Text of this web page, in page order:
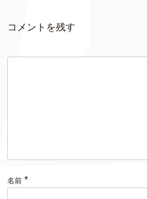
コメントを残す
名前 *